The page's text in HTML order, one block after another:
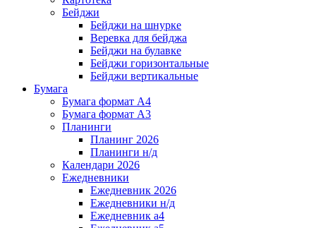
Бейджи
Бейджи на шнурке
Веревка для бейджа
Бейджи на булавке
Бейджи горизонтальные
Бейджи вертикальные
Бумага
Бумага формат А4
Бумага формат А3
Планинги
Планинг 2026
Планинги н/д
Календари 2026
Ежедневники
Ежедневник 2026
Ежедневники н/д
Ежедневник а4